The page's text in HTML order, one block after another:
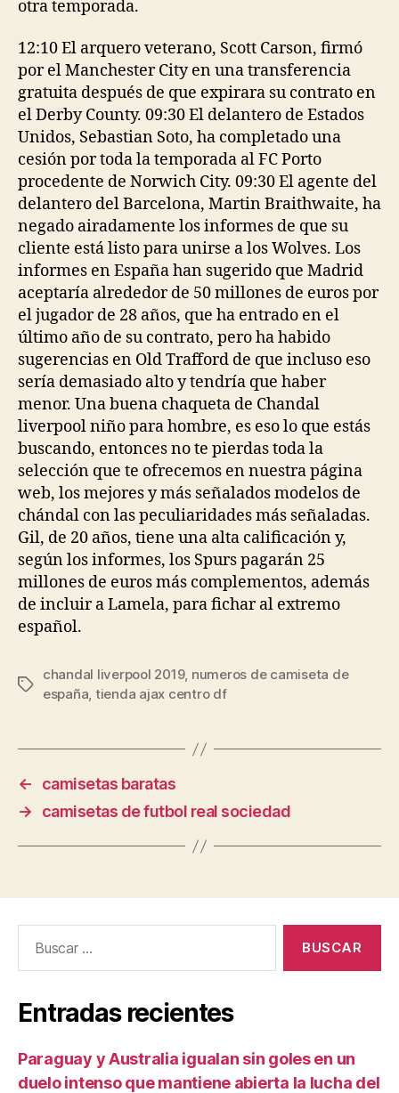
otra temporada.
12:10 El arquero veterano, Scott Carson, firmó
por el Manchester City en una transferencia
gratuita después de que expirara su contrato en
el Derby County. 09:30 El delantero de Estados
Unidos, Sebastian Soto, ha completado una
cesión por toda la temporada al FC Porto
procedente de Norwich City. 09:30 El agente del
delantero del Barcelona, Martin Braithwaite, ha
negado airadamente los informes de que su
cliente está listo para unirse a los Wolves. Los
informes en España han sugerido que Madrid
aceptaría alrededor de 50 millones de euros por
el jugador de 28 años, que ha entrado en el
último año de su contrato, pero ha habido
sugerencias en Old Trafford de que incluso eso
sería demasiado alto y tendría que haber
menor. Una buena chaqueta de Chandal
liverpool niño para hombre, es eso lo que estás
buscando, entonces no te pierdas toda la
selección que te ofrecemos en nuestra página
web, los mejores y más señalados modelos de
chándal con las peculiaridades más señaladas.
Gil, de 20 años, tiene una alta calificación y,
según los informes, los Spurs pagarán 25
millones de euros más complementos, además
de incluir a Lamela, para fichar al extremo
español.
Etiquetas
chandal liverpool 2019, numeros de camiseta de
españa, tienda ajax centro df
←
camisetas baratas
→
camisetas de futbol real sociedad
Entradas recientes
Paraguay y Australia igualan sin goles en un
duelo intenso que mantiene abierta la lucha del